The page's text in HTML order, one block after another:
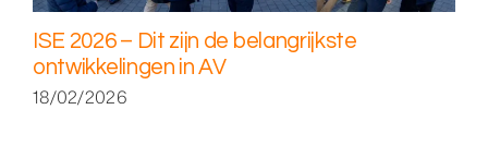
ISE 2026 – Dit zijn de belangrijkste
ontwikkelingen in AV
18/02/2026